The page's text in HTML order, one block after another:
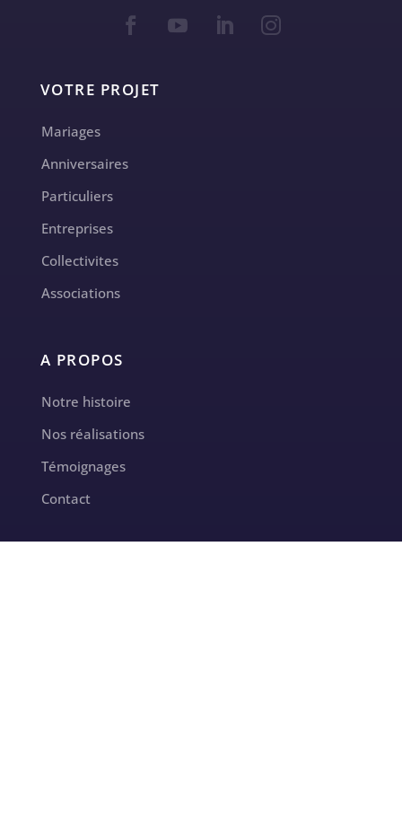
VOTRE PROJET
Mariages
Anniversaires
Particuliers
Entreprises
Collectivites
Associations
A PROPOS
Notre histoire
Nos réalisations
Témoignages
Contact